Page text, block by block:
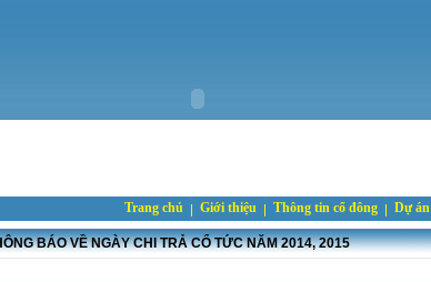
Trang chủ Giới thiệu Thông tin cổ đông Dự án
BÁO VỀ NGÀY CHI TRẢ CỔ TỨC NĂM 2014, 2015